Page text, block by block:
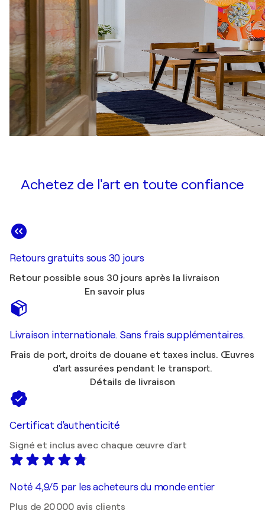
Achetez de l'art en toute confiance
Retours gratuits sous 30 jours
Retour possible sous 30 jours après la livraison
En savoir plus
Livraison internationale. Sans frais supplémentaires.
Frais de port, droits de douane et taxes inclus. Œuvres
d'art assurées pendant le transport.
Détails de livraison
Certificat d'authenticité
Signé et inclus avec chaque œuvre d'art
Noté 4,9/5 par les acheteurs du monde entier
Plus de 20 000 avis clients